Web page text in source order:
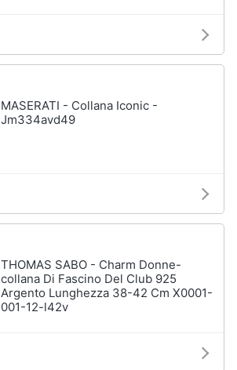
MASERATI - Collana Iconic -
Jm334avd49
THOMAS SABO - Charm Donne-
collana Di Fascino Del Club 925
Argento Lunghezza 38-42 Cm X0001-
001-12-l42v